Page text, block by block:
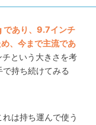
であり、9.7インチ
、今まで主流であ
チという大きさを考
持ち続けてみる
は持ち運んで使う